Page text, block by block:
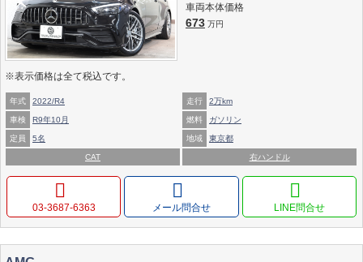
車両本体価格
673 万円
※表示価格は全て税込です。
年式 2022/R4 走行 2万km
車検 R9年10月 燃料 ガソリン
定員 5名 地域 東京都
CAT 右ハンドル
03-3687-6363 メール問合せ